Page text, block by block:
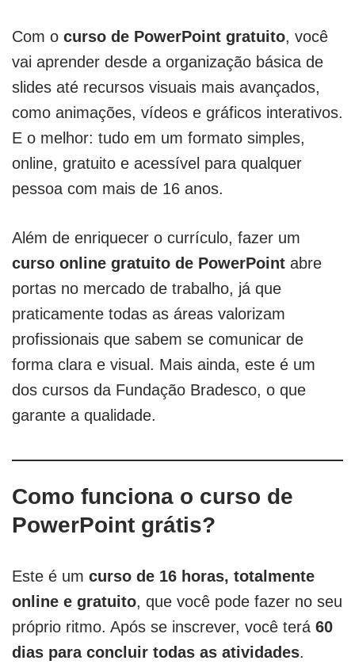
Com o curso de PowerPoint gratuito, você
vai aprender desde a organização básica de
slides até recursos visuais mais avançados,
como animações, vídeos e gráficos interativos.
E o melhor: tudo em um formato simples,
online, gratuito e acessível para qualquer
pessoa com mais de 16 anos.
Além de enriquecer o currículo, fazer um
curso online gratuito de PowerPoint abre
portas no mercado de trabalho, já que
praticamente todas as áreas valorizam
profissionais que sabem se comunicar de
forma clara e visual. Mais ainda, este é um
dos cursos da Fundação Bradesco, o que
garante a qualidade.
Como funciona o curso de
PowerPoint grátis?
Este é um curso de 16 horas, totalmente
online e gratuito, que você pode fazer no seu
próprio ritmo. Após se inscrever, você terá 60
dias para concluir todas as atividades.